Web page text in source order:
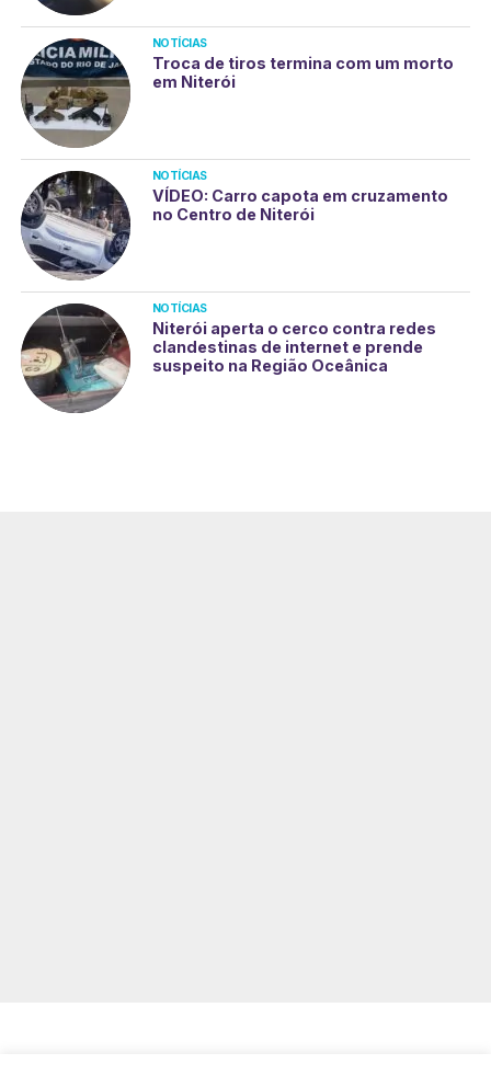
NOTÍCIAS
Troca de tiros termina com um morto
em Niterói
NOTÍCIAS
VÍDEO: Carro capota em cruzamento
no Centro de Niterói
NOTÍCIAS
Niterói aperta o cerco contra redes
clandestinas de internet e prende
suspeito na Região Oceânica